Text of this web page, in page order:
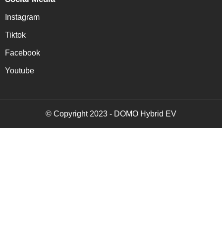
Instagram
Tiktok
Facebook
Youtube
© Copyright 2023 - DOMO Hybrid EV